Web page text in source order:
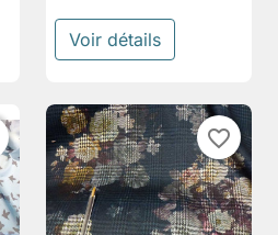
Voir détails
favorite_border